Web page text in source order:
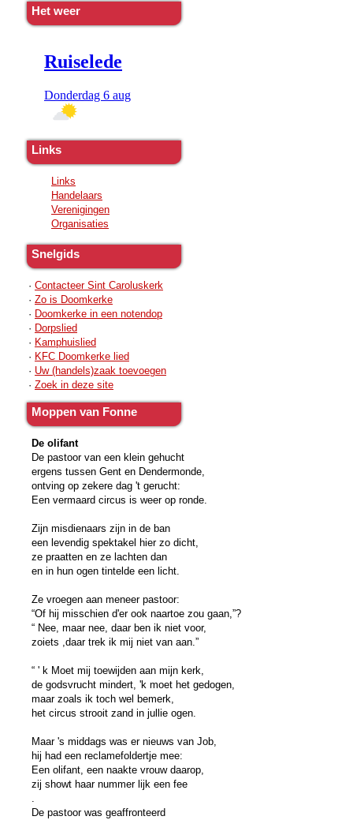
Het weer
Links
Links
Handelaars
Verenigingen
Organisaties
Snelgids
· Contacteer Sint Caroluskerk
· Zo is Doomkerke
· Doomkerke in een notendop
· Dorpslied
· Kamphuislied
· KFC Doomkerke lied
· Uw (handels)zaak toevoegen
· Zoek in deze site
Moppen van Fonne
De olifant
De pastoor van een klein gehucht
ergens tussen Gent en Dendermonde,
ontving op zekere dag 't gerucht:
Een vermaard circus is weer op ronde.
Zijn misdienaars zijn in de ban
een levendig spektakel hier zo dicht,
ze praatten en ze lachten dan
en in hun ogen tintelde een licht.
Ze vroegen aan meneer pastoor:
“Of hij misschien d'er ook naartoe zou gaan,”?
“ Nee, maar nee, daar ben ik niet voor,
zoiets ,daar trek ik mij niet van aan.”
“ ' k Moet mij toewijden aan mijn kerk,
de godsvrucht mindert, 'k moet het gedogen,
maar zoals ik toch wel bemerk,
het circus strooit zand in jullie ogen.
Maar 's middags was er nieuws van Job,
hij had een reclamefoldertje mee:
Een olifant, een naakte vrouw daarop,
zij showt haar nummer lijk een fee
.
De pastoor was geaffronteerd